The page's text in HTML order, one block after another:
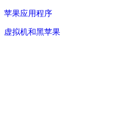
苹果应用程序
虚拟机和黑苹果